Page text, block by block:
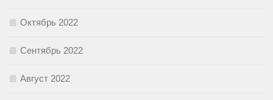
Октябрь 2022
Сентябрь 2022
Август 2022